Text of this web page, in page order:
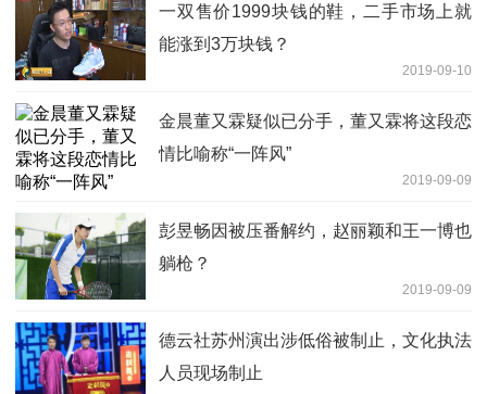
一双售价1999块钱的鞋，二手市场上就
能涨到3万块钱？
2019-09-10
金晨董又霖疑似已分手，董又霖将这段恋
情比喻称“一阵风”
2019-09-09
彭昱畅因被压番解约，赵丽颖和王一博也
躺枪？
2019-09-09
德云社苏州演出涉低俗被制止，文化执法
人员现场制止